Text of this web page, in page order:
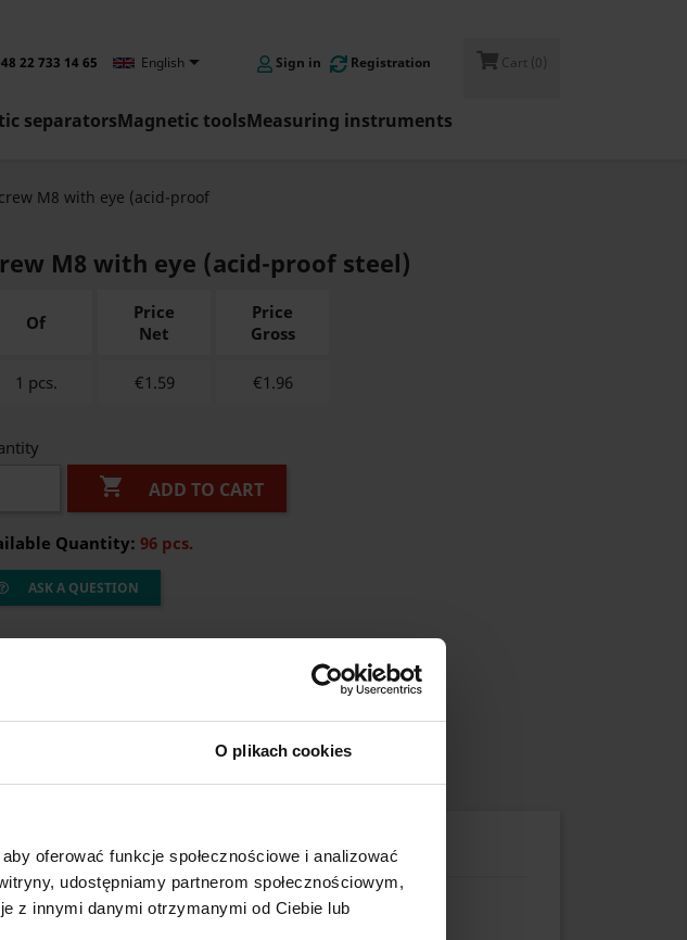
O plikach cookies
oferować funkcje społecznościowe i analizować
udostępniamy partnerom społecznościowym,
z innymi danymi otrzymanymi od Ciebie lub
22 733 14 65 English Sign in Registration Cart (0)
separatorsMagnetic toolsMeasuring instruments
M8 with eye (acid-proof
M8 with eye (acid-proof steel)
Of
Price
Net
Price
Gross
1 pcs. €1.59 €1.96
 ADD TO CART
Quantity: 96 pcs.
ASK A QUESTION